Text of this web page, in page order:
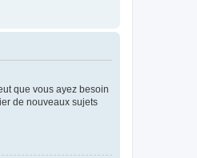
que vous ayez besoin
de nouveaux sujets